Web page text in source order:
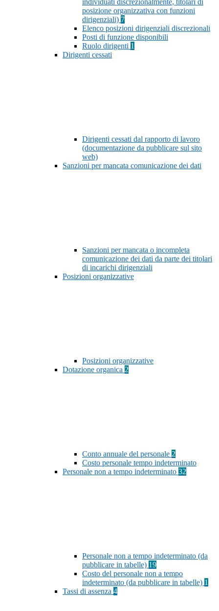
individuati discrezionalmente, titolari di
posizione organizzativa con funzioni
dirigenziali) 7
Elenco posizioni dirigenziali discrezionali
Posti di funzione disponibili
Ruolo dirigenti 1
Dirigenti cessati
Dirigenti cessati dal rapporto di lavoro
(documentazione da pubblicare sul sito
web)
Sanzioni per mancata comunicazione dei dati
Sanzioni per mancata o incompleta
comunicazione dei dati da parte dei titolari
di incarichi dirigenziali
Posizioni organizzative
Posizioni organizzative
Dotazione organica 2
Conto annuale del personale 2
Costo personale tempo indeterminato
Personale non a tempo indeterminato 32
Personale non a tempo indeterminato (da
pubblicare in tabelle) 19
Costo del personale non a tempo
indeterminato (da pubblicare in tabelle) 1
Tassi di assenza 4